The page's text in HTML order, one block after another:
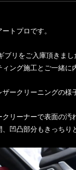
トプロです。
ブリをご入庫頂きまし
ング施工とご一緒に
ークリーニングの様
クリーナーで表面の汚
凹凸部分もきっちり